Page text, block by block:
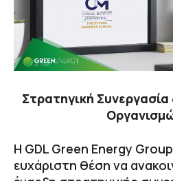
Στρατηγική
Η GDL Green Energy
ευχάριστη θέση να